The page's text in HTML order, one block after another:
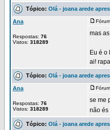
Tópico: Olá - joana arede
Ana
Respostas: 76
Vistos: 318289
mas
Eu é o
ai!
Tópico: Olá - joana arede
Ana
Respostas: 76
Vistos: 318289
se me
não és
Tópico: Olá - joana arede